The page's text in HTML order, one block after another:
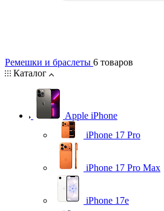
Ремешки и браслеты 6 товаров
Каталог
Apple iPhone
iPhone 17 Pro
iPhone 17 Pro Max
iPhone 17e